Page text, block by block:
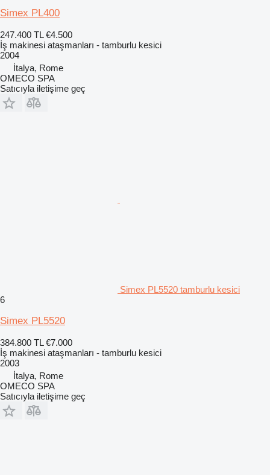
Simex PL400
247.400 TL €4.500
İş makinesi ataşmanları - tamburlu kesici
2004
İtalya, Rome
OMECO SPA
Satıcıyla iletişime geç
Simex PL5520 tamburlu kesici
6
Simex PL5520
384.800 TL €7.000
İş makinesi ataşmanları - tamburlu kesici
2003
İtalya, Rome
OMECO SPA
Satıcıyla iletişime geç